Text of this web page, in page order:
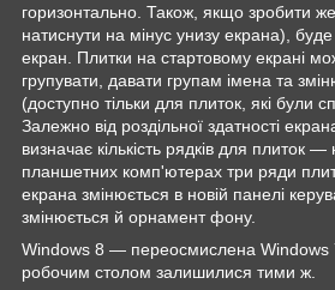
горизонтально. Також, якщо зробити
натиснути на мінус унизу екрана),
екран. Плитки на стартовому екрані
групувати, давати групам імена та
(доступно тільки для плиток, які були
Залежно від роздільної здатності
визначає кількість рядків для плиток
планшетних комп'ютерах три ряди
екрана змінюється в новій панелі
змінюється й орнамент фону.
Windows 8 — переосмислена Windows
робочим столом залишилися тими ж.